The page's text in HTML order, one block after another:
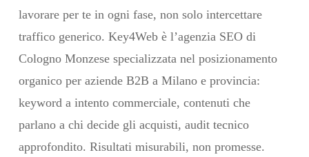
lavorare per te in ogni fase, non solo intercettare
traffico generico. Key4Web è l’agenzia SEO di
Cologno Monzese specializzata nel posizionamento
organico per aziende B2B a Milano e provincia:
keyword a intento commerciale, contenuti che
parlano a chi decide gli acquisti, audit tecnico
approfondito. Risultati misurabili, non promesse.